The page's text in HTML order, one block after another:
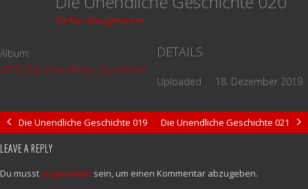
Stefan Morgenstern
Album:
2019_Die_Unendliche_Geschichte
DETAILS
Uploaded 18. Dezember 2019
Die Unendliche Geschichte 019 Die Unendliche Geschichte 021
LEAVE A REPLY
Du musst angemeldet sein, um einen Kommentar abzugeben.